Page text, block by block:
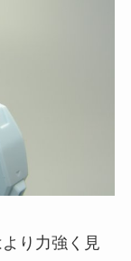
り力強く見